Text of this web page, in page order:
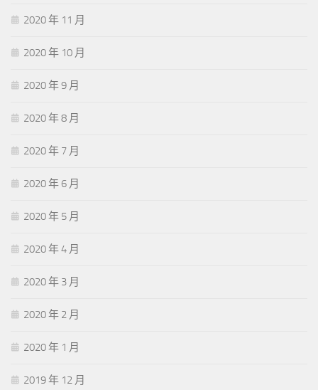
2020 年 11 月
2020 年 10 月
2020 年 9 月
2020 年 8 月
2020 年 7 月
2020 年 6 月
2020 年 5 月
2020 年 4 月
2020 年 3 月
2020 年 2 月
2020 年 1 月
2019 年 12 月